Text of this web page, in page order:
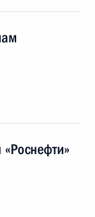
«Роснефти»